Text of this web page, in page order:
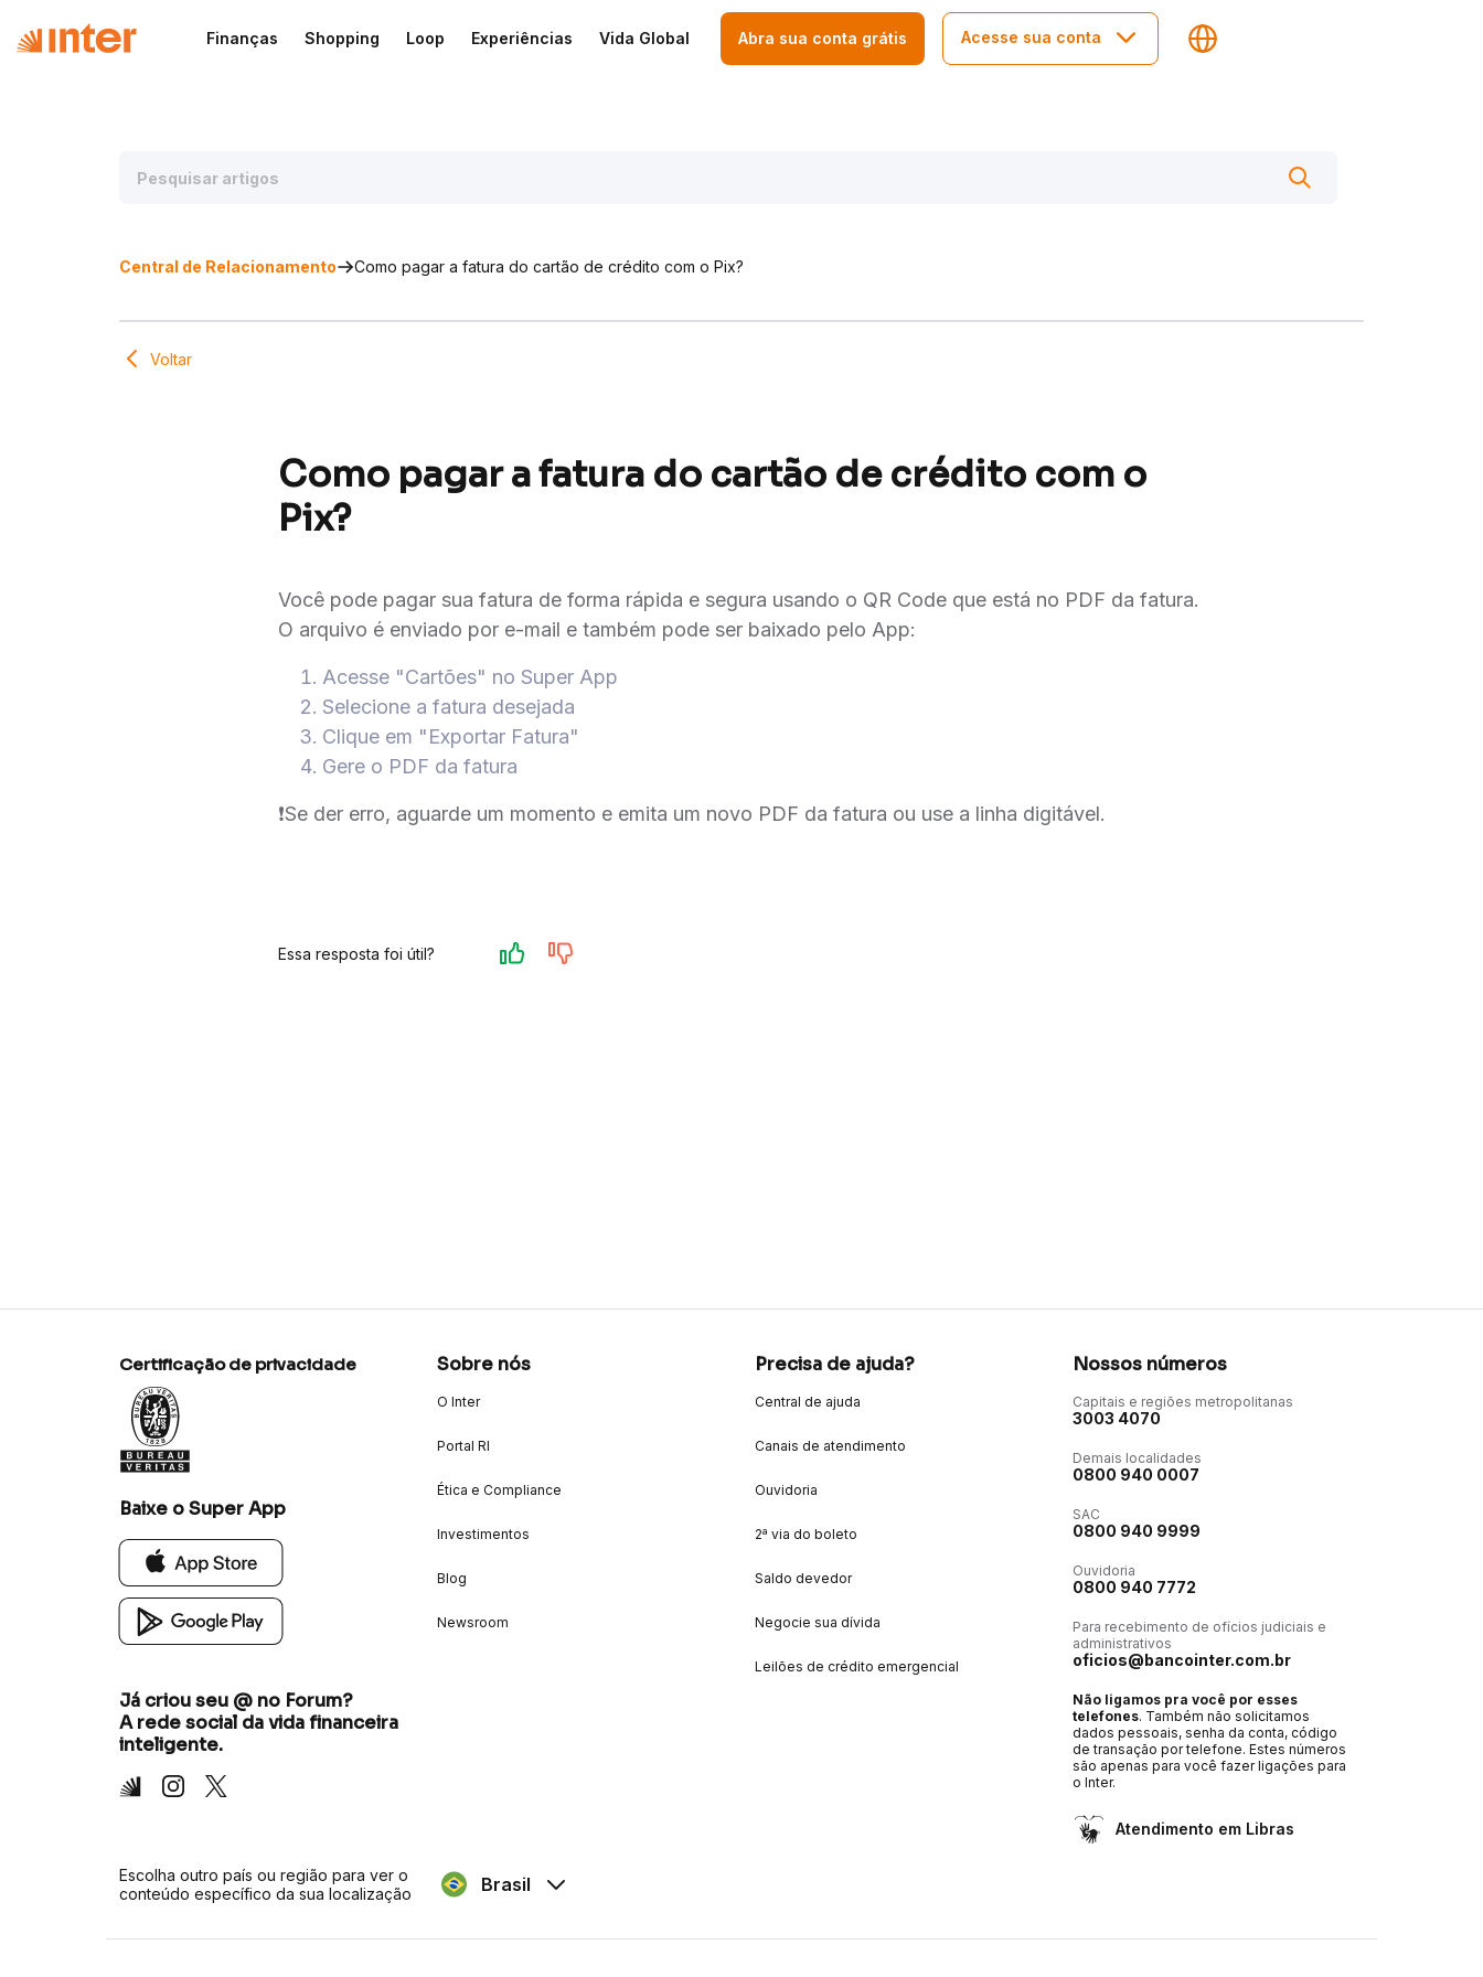
Finanças Shopping Loop Experiências Vida Global Abra sua conta grátis Acesse sua conta
Central de Relacionamento Como pagar a fatura do cartão de crédito com o Pix?
Voltar
Como pagar a fatura do cartão de crédito com o
Pix?
Você pode pagar sua fatura de forma rápida e segura usando o QR Code que está no PDF da fatura.
O arquivo é enviado por e-mail e também pode ser baixado pelo App:
Acesse "Cartões" no Super App
Selecione a fatura desejada
Clique em "Exportar Fatura"
Gere o PDF da fatura
❗️Se der erro, aguarde um momento e emita um novo PDF da fatura ou use a linha digitável.
Essa resposta foi útil?
Certificação de privacidade
Baixe o Super App
Já criou seu @ no Forum?
A rede social da vida financeira
inteligente.
Inter Instagram
X
Sobre nós
O Inter
Portal RI
Ética e Compliance
Investimentos
Blog
Newsroom
Precisa de ajuda?
Central de ajuda
Canais de atendimento
Ouvidoria
2ª via do boleto
Saldo devedor
Negocie sua dívida
Leilões de crédito emergencial
Nossos números
Capitais e regiões metropolitanas
3003 4070
Demais localidades
0800 940 0007
SAC
0800 940 9999
Ouvidoria
0800 940 7772
Para recebimento de ofícios judiciais e
administrativos
oficios@bancointer.com.br
Não ligamos pra você por esses
telefones. Também não solicitamos
dados pessoais, senha da conta, código
de transação por telefone. Estes números
são apenas para você fazer ligações para
o Inter.
Atendimento em Libras
Escolha outro país ou região para ver o
conteúdo específico da sua localização
Brasil